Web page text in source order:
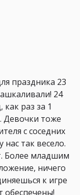
праздника 23
24
раз за 1
Девочки тоже
с соседних
нас так весело.
Более младшим
ничего
к игре
обеспечены!